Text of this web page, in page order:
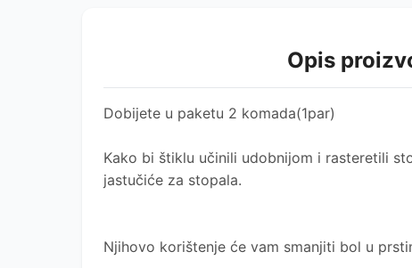
Opis
Dobijete u paketu 2 komada(1par)
Kako bi štiklu učinili udobnijom i rasteretili
jastučiće za stopala.
Njihovo korištenje će vam smanjiti bol u